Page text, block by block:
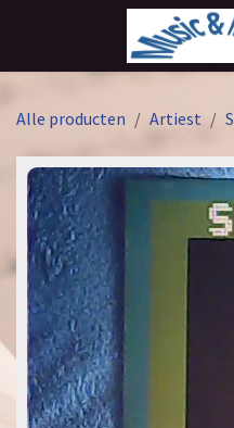
Overslaan naar inhoud
Alle producten Artiest S